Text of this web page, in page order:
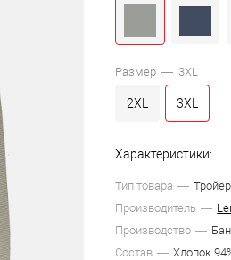
Размер — 3XL
2XL 3XL
Характеристики:
Тип товара
Производитель
Производство
Состав
Хлопок